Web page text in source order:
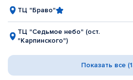
ТЦ "Браво"
ТЦ "Седьмое небо" (ост.
"Карпинского")
Показать все